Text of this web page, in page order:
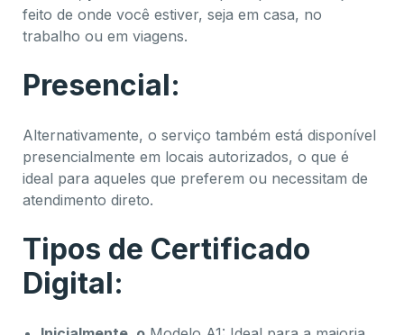
feito de onde você estiver, seja em casa, no
trabalho ou em viagens.
Presencial:
Alternativamente, o serviço também está disponível
presencialmente em locais autorizados, o que é
ideal para aqueles que preferem ou necessitam de
atendimento direto.
Tipos de Certificado
Digital: